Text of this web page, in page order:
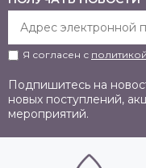
Я согласен с
Подпишитесь на
новых поступлений,
мероприятий.